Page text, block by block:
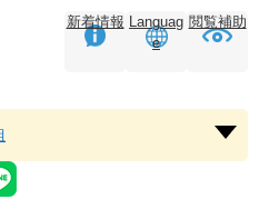
新着情報 Languag
e
閲覧補助